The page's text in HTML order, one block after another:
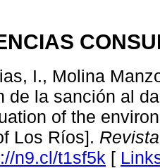
I., Molina
de la sanción al
of the
Los Ríos].
n9.cl/t1sf5k [